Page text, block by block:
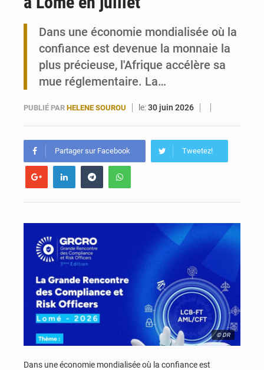
Togo : Marguerite Gnakadé en grève de la faim derrière les barreaux
Dans une économie mondialisée où la
confiance est devenue la monnaie la
plus précieuse, l'Afrique accélère sa
mue réglementaire. La…
PUBLIÉ PAR HELENE SOUROU le:30 juin 2026
Partager sur Facebook Tweetez!
© DR
Dans une économie mondialisée où la confiance est